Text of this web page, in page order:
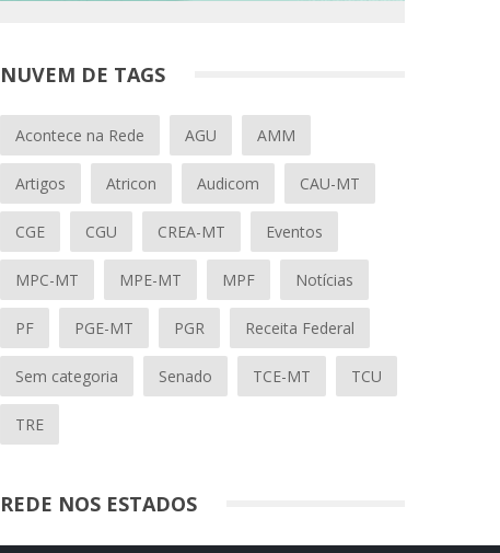
NUVEM DE TAGS
Acontece na Rede AGU AMM
Artigos Atricon Audicom CAU-MT
CGE CGU CREA-MT Eventos
MPC-MT MPE-MT MPF Notícias
PF PGE-MT PGR Receita Federal
Sem categoria Senado TCE-MT TCU
TRE
REDE NOS ESTADOS